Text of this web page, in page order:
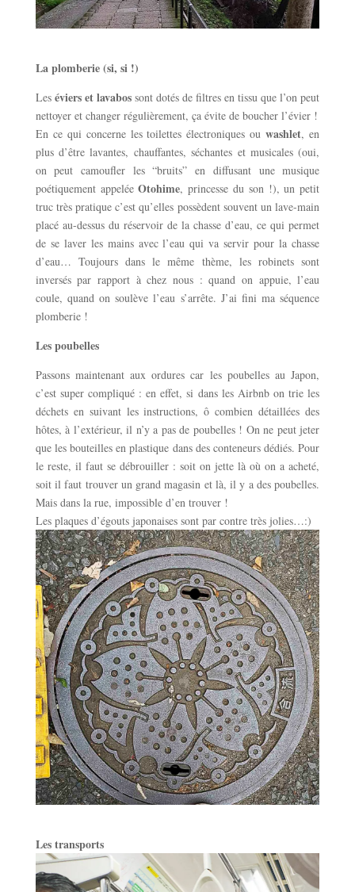
La plomberie (si, si !)
Les éviers et lavabossont dotés de filtres en tissu que l’on peut
nettoyer et changer régulièrement, ça évite de boucher l’évier !
En ce qui concerne les toilettes électroniques ouwashlet, en
plus d’être lavantes, chauffantes, séchantes et musicales (oui,
on peut camoufler les “bruits” en diffusant une musique
poétiquement appeléeOtohime, princesse du son !), un petit
truc très pratique c’est qu’elles possèdent souvent un lave-main
placé au-dessus du réservoir de la chasse d’eau, ce qui permet
de se laver les mains avec l’eau qui va servir pour la chasse
d’eau… Toujours dans le même thème, les robinets sont
inversés par rapport à chez nous : quand on appuie, l’eau
coule, quand on soulève l’eau s’arrête. J’ai fini ma séquence
plomberie !
Les poubelles
Passons maintenant aux ordures car les poubelles au Japon,
c’est super compliqué : en effet, si dans les Airbnb on trie les
déchets en suivant les instructions, ô combien détaillées des
hôtes, à l’extérieur, il n’y a pas de poubelles ! On ne peut jeter
que les bouteilles en plastique dans des conteneurs dédiés. Pour
le reste, il faut se débrouiller : soit on jette là où on a acheté,
soit il faut trouver un grand magasin et là, il y a des poubelles.
Mais dans la rue, impossible d’en trouver !
Les plaques d’égouts japonaises sont par contre très jolies…:)
Les transports